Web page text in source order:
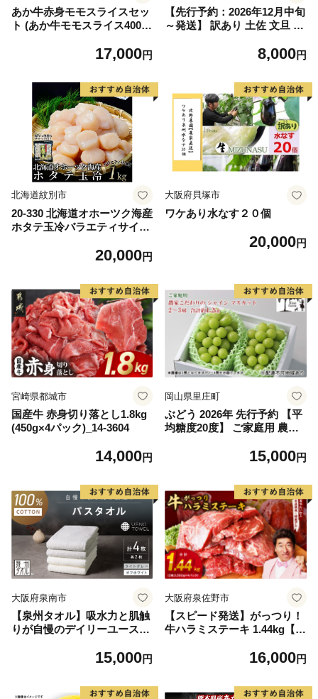
あか牛赤身モモスライスセッ
ト (あか牛モモスライス400
17,000円
【先行予約：2026年12月中旬
～発送】 訳あり 土佐 文旦 8k
ス) 8000円 わけあり ぶんたん
農家直送 期間限定 特産品 サ
イズミックス くらもとファー
ム 愛南町 愛媛県
8,000円
北海道紋別市
20-330 北海道オホーツク海産
ホタテ玉冷バラエティサイズ
20,000円
大阪府貝塚市
ワケあり水なす２０個
20,000円
宮崎県都城市
国産牛 赤身切り落とし1.8kg
(450g×4パック)_14-3604
14,000円
岡山県里庄町
ぶどう 2026年 先行予約 【平
均糖度20度】 ご家庭用 農家
ット 2～3房 合計約1.2kg ブ
直送 】
15,000円
大阪府泉南市
【泉州タオル】吸水力と肌触
りが自慢のデイリーユースバ
トグレー 4枚【配送不可地
15,000円
大阪府泉佐野市
【スピード発送】がっつり！
牛ハラミステーキ 1.44kg【氷
g×4パック 牛肉 すてーき 焼
16,000円